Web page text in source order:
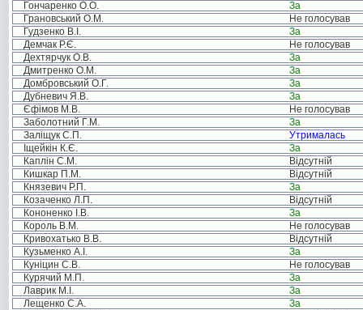
Гончаренко О.О.
За
Грановський О.М.
Не голосував
Гудзенко В.І.
За
Демчак Р.Є.
Не голосував
Дехтярчук О.В.
За
Дмитренко О.М.
За
Домбровський О.Г.
За
Дубневич Я.В.
За
Єфімов М.В.
Не голосував
Заболотний Г.М.
За
Заліщук С.П.
Утрималась
Іщейкін К.Є.
За
Каплін С.М.
Відсутній
Кишкар П.М.
Відсутній
Князевич Р.П.
За
Козаченко Л.П.
Відсутній
Кононенко І.В.
За
Король В.М.
Не голосував
Кривохатько В.В.
Відсутній
Кузьменко А.І.
За
Куніцин С.В.
Не голосував
Курячий М.П.
За
Лаврик М.І.
За
Лещенко С.А.
За